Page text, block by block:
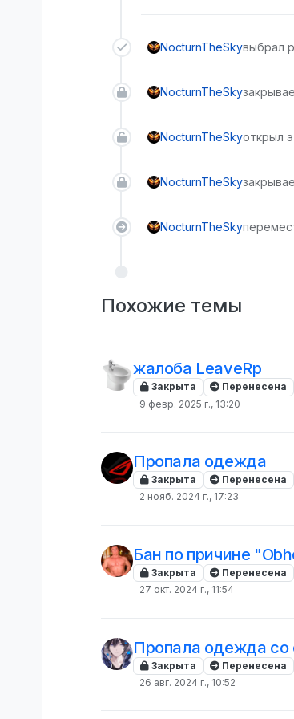
NocturnTheSkyвыбрал
NocturnTheSky
NocturnTheSkyоткрыл
NocturnTheSky
NocturnTheSky
Похожие темы
жалоба LeaveRp
Закрыта Перенесена
9 февр. 2025 г., 13:20
Пропала одежда
Закрыта Перенесена
2 нояб. 2024 г., 17:23
Бан по причине
Закрыта Перенесена
27 окт. 2024 г., 11:54
Пропала одежда со
Закрыта Перенесена
26 авг. 2024 г., 10:52